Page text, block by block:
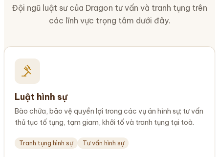
Đội ngũ luật sư của Dragon tư vấn và tranh tụng trên
các lĩnh vực trọng tâm dưới đây.
Luật hình sự
Bào chữa, bảo vệ quyền lợi trong các vụ án hình sự; tư vấn
thủ tục tố tụng, tạm giam, khởi tố và tranh tụng tại toà.
Tranh tụng hình sự Tư vấn hình sự